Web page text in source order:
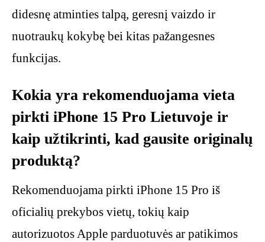
didesnę atminties talpą, geresnį vaizdo ir
nuotraukų kokybę bei kitas pažangesnes
funkcijas.
Kokia yra rekomenduojama vieta
pirkti iPhone 15 Pro Lietuvoje ir
kaip užtikrinti, kad gausite originalų
produktą?
Rekomenduojama pirkti iPhone 15 Pro iš
oficialių prekybos vietų, tokių kaip
autorizuotos Apple parduotuvės ar patikimos